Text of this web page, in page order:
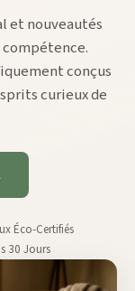
et nouveautés
conçus
curieux de
Éco-Certifiés
30 Jours